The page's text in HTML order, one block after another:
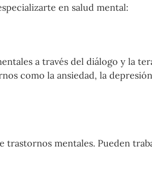
en salud mental:
a través del diálogo y la
como la ansiedad, la
trastornos mentales. Pueden